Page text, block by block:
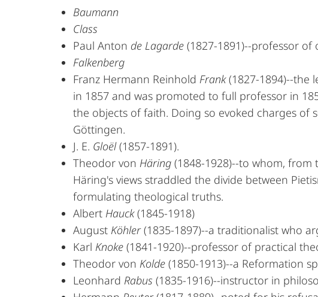
Baumann
Class
Paul Anton de Lagarde (1827-1891)--professor
Falkenberg
Franz Hermann Reinhold Frank(1827-1894)--the
in 1857 and was promoted to full professor in
the objects of faith. Doing so evoked charges of
Göttingen.
J. E. Gloël(1857-1891).
Theodor von Häring (1848-1928)--to whom,
Häring's views straddled the divide between
formulating theological truths.
Albert Hauck(1845-1918)
August Köhler(1835-1897)--a traditionalist who
Karl Knoke (1841-1920)--professor of practical
Theodor von Kolde (1850-1913)--a Reformation
Leonhard Rabus (1835-1916)--instructor in